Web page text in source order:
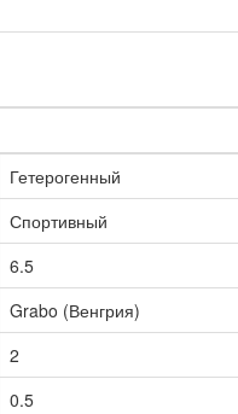
Гетерогенный
Спортивный
6.5
Grabo (Венгрия)
2
0.5